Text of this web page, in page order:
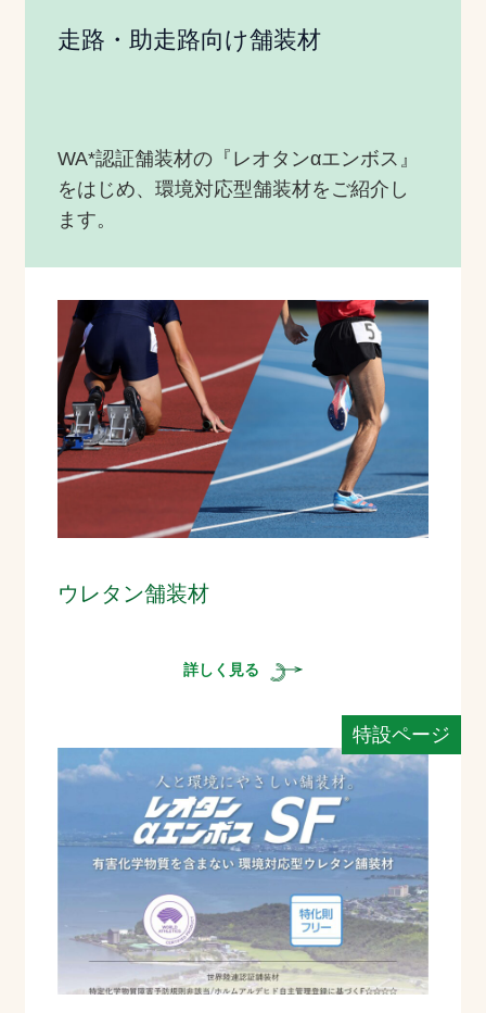
走路・助走路向け舗装材
WA*認証舗装材の『レオタンαエンボス』
をはじめ、環境対応型舗装材をご紹介し
ます。
ウレタン舗装材
詳しく見る
特設ページ